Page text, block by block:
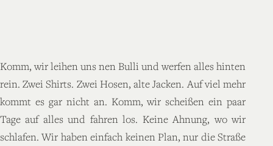
Komm, wir leihen uns nen Bulli und werfen alles hinten
rein. Zwei Shirts. Zwei Hosen, alte Jacken. Auf viel mehr
kommt es gar nicht an. Komm, wir scheißen ein paar
Tage auf alles und fahren los. Keine Ahnung, wo wir
schlafen. Wir haben einfach keinen Plan, nur die Straße